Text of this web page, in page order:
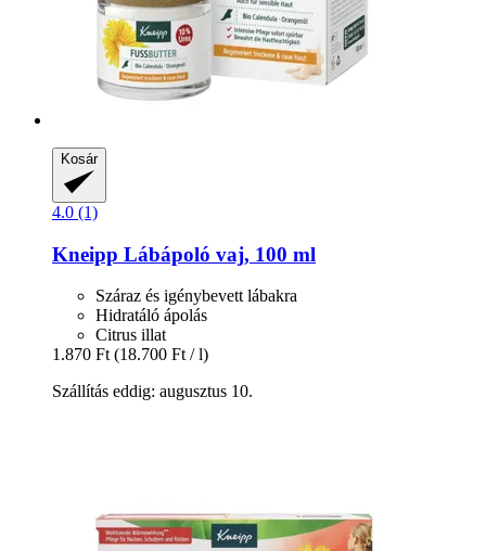
Kosár
4.0 (1)
Kneipp Lábápoló vaj, 100 ml
Száraz és igénybevett lábakra
Hidratáló ápolás
Citrus illat
1.870 Ft (18.700 Ft / l)
Szállítás eddig: augusztus 10.